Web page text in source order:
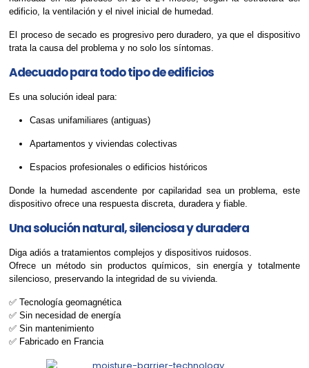
edificio, la ventilación y el nivel inicial de humedad.
El proceso de secado es progresivo pero duradero, ya que el dispositivo
trata la causa del problema y no solo los síntomas.
Adecuado para todo tipo de edificios
Es una solución ideal para:
Casas unifamiliares (antiguas)
Apartamentos y viviendas colectivas
Espacios profesionales o edificios históricos
Donde la humedad ascendente por capilaridad sea un problema, este
dispositivo ofrece una respuesta discreta, duradera y fiable.
Una solución natural, silenciosa y duradera
Diga adiós a tratamientos complejos y dispositivos ruidosos.
Ofrece un método sin productos químicos, sin energía y totalmente
silencioso, preservando la integridad de su vivienda.
✅ Tecnología geomagnética
✅ Sin necesidad de energía
✅ Sin mantenimiento
✅ Fabricado en Francia